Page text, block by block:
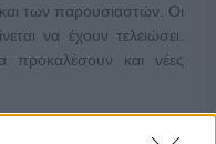
των παρουσιαστών. Οι
να έχουν τελειώσει.
προκαλέσουν και νέες